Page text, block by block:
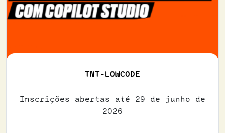
TNT-LOWCODE
Inscrições abertas até 29 de junho de
2026